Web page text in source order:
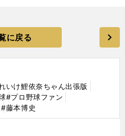
に戻る
いけ鯉依奈ちゃん出張版
#プロ野球ファン
#藤本博史